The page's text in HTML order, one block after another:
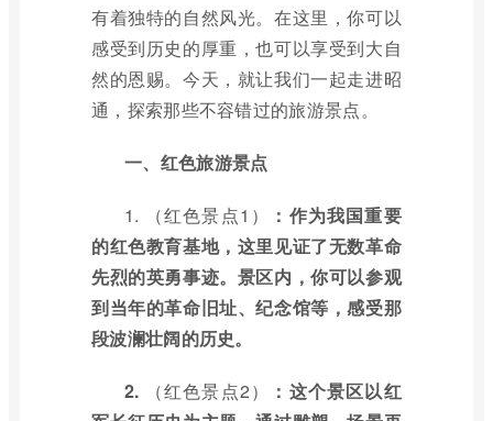
有着独特的自然风光。在这里，你可以
感受到历史的厚重，也可以享受到大自
然的恩赐。今天，就让我们一起走进昭
通，探索那些不容错过的旅游景点。
一、红色旅游景点
1. （红色景点1）
：作为我国重要
的红色教育基地，这里见证了无数革命
先烈的英勇事迹。景区内，你可以参观
到当年的革命旧址、纪念馆等，感受那
段波澜壮阔的历史。
2. （红色景点2）
：这个景区以红